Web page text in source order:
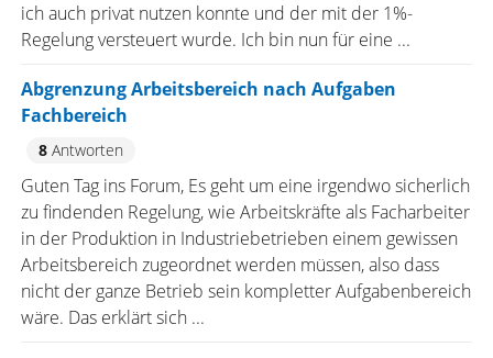
ich auch privat nutzen konnte und der mit der 1%-
Regelung versteuert wurde. Ich bin nun für eine ...
Abgrenzung Arbeitsbereich nach Aufgaben
Fachbereich
8Antworten
Guten Tag ins Forum, Es geht um eine irgendwo sicherlich
zu findenden Regelung, wie Arbeitskräfte als Facharbeiter
in der Produktion in Industriebetrieben einem gewissen
Arbeitsbereich zugeordnet werden müssen, also dass
nicht der ganze Betrieb sein kompletter Aufgabenbereich
wäre. Das erklärt sich ...